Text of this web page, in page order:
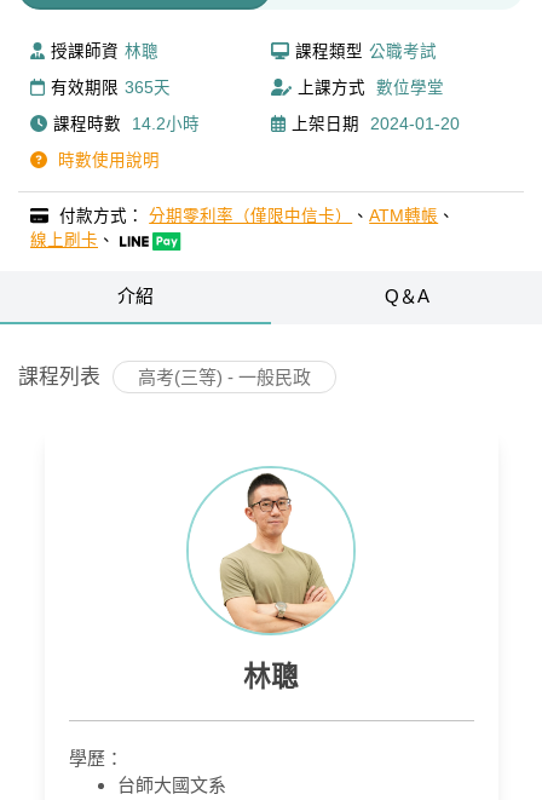
授課師資 林聰 課程類型 公職考試
有效期限 365天 上課方式
數位學堂
課程時數
14.2小時 上架日期
2024-01-20
時數使用說明
付款方式：分期零利率（僅限中信卡） 、ATM轉帳 、
線上刷卡 、
介紹 Q＆A
課程列表 高考(三等) - 一般民政
林聰
學歷：
台師大國文系